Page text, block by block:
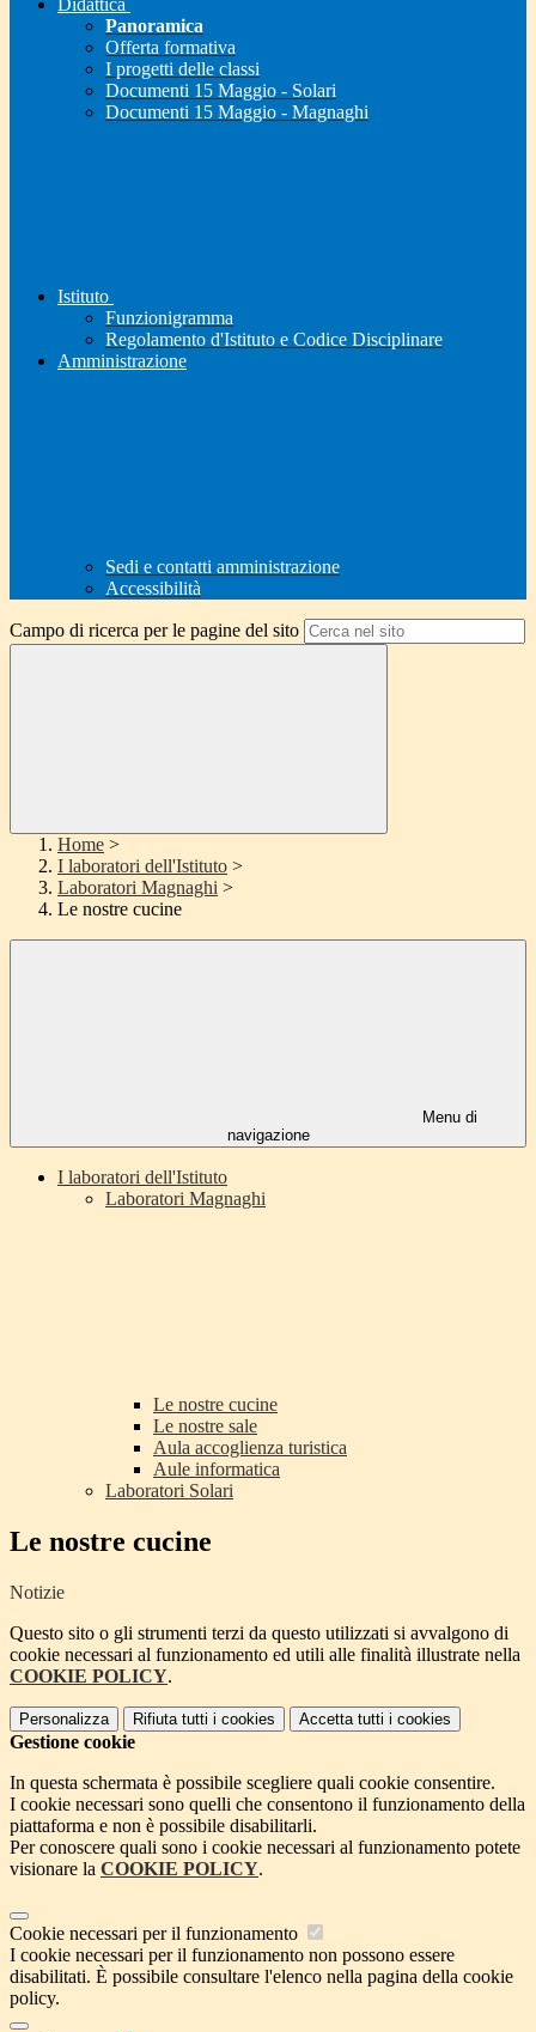
Didattica
Panoramica
Offerta formativa
I progetti delle classi
Documenti 15 Maggio - Solari
Documenti 15 Maggio - Magnaghi
Istituto
Funzionigramma
Regolamento d'Istituto e Codice Disciplinare
Amministrazione
Sedi e contatti amministrazione
Accessibilità
Campo di ricerca per le pagine del sito
Home >
I laboratori dell'Istituto >
Laboratori Magnaghi >
Le nostre cucine
Menu di
navigazione
I laboratori dell'Istituto
Laboratori Magnaghi
Le nostre cucine
Le nostre sale
Aula accoglienza turistica
Aule informatica
Laboratori Solari
Le nostre cucine
Notizie
Questo sito o gli strumenti terzi da questo utilizzati si avvalgono di
cookie necessari al funzionamento ed utili alle finalità illustrate nella
COOKIE POLICY.
Personalizza Rifiuta tutti i cookies Accetta tutti i cookies
Gestione cookie
In questa schermata è possibile scegliere quali cookie consentire.
I cookie necessari sono quelli che consentono il funzionamento della
piattaforma e non è possibile disabilitarli.
Per conoscere quali sono i cookie necessari al funzionamento potete
visionare la COOKIE POLICY.
Cookie necessari per il funzionamento
I cookie necessari per il funzionamento non possono essere
disabilitati. È possibile consultare l'elenco nella pagina della cookie
policy.